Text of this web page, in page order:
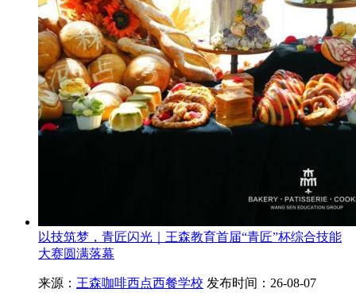
以技筑梦，青匠闪光｜王森教育首届“青匠”杯综合技能
大赛圆满落幕
来源： 王森咖啡西点西餐学校 发布时间：26-08-07